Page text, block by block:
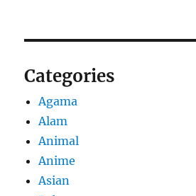
Categories
Agama
Alam
Animal
Anime
Asian